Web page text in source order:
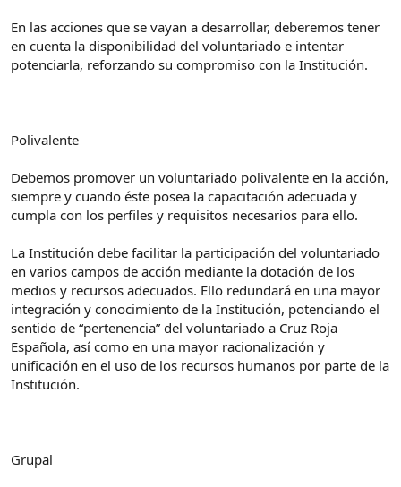
En las acciones que se vayan a desarrollar, deberemos tener
en cuenta la disponibilidad del voluntariado e intentar
potenciarla, reforzando su compromiso con la Institución.
Polivalente
Debemos promover un voluntariado polivalente en la acción,
siempre y cuando éste posea la capacitación adecuada y
cumpla con los perfiles y requisitos necesarios para ello.
La Institución debe facilitar la participación del voluntariado
en varios campos de acción mediante la dotación de los
medios y recursos adecuados. Ello redundará en una mayor
integración y conocimiento de la Institución, potenciando el
sentido de “pertenencia” del voluntariado a Cruz Roja
Española, así como en una mayor racionalización y
unificación en el uso de los recursos humanos por parte de la
Institución.
Grupal